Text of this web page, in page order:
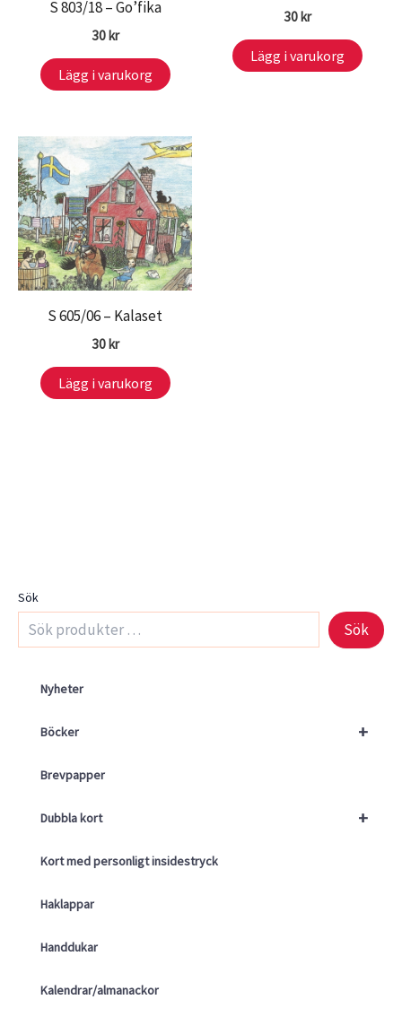
Sök
Sök
Nyheter
+
Böcker
Brevpapper
+
Dubbla kort
Kort med personligt insidestryck
Haklappar
Handdukar
Kalendrar/almanackor
S 803/18 – Go’fika
30 kr
Lägg i varukorg
30kr
Lägg i varukorg
S 605/06 – Kalaset
30kr
Lägg i varukorg